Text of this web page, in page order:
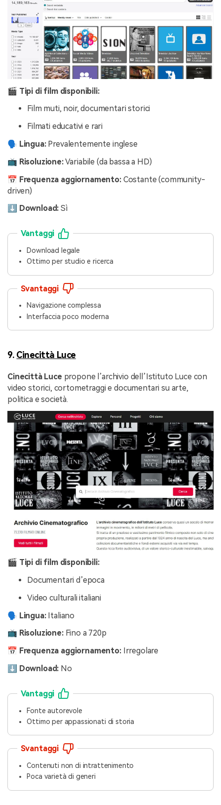
🎬 Tipi di film disponibili:
Film muti, noir, documentari storici
Filmati educativi e rari
🗣️ Lingua:Prevalentemente inglese
📺 Risoluzione:Variabile (da bassa a HD)
📅 Frequenza aggiornamento:Costante (community-
driven)
⬇️ Download: Sì
Vantaggi
Download legale
Ottimo per studio e ricerca
Svantaggi
Navigazione complessa
Interfaccia poco moderna
9. Cinecittà Luce
Cinecittà Luce propone l’archivio dell’Istituto Luce con
video storici, cortometraggi e documentari su arte,
politica e società.
🎬 Tipi di film disponibili:
Documentari d’epoca
Video culturali italiani
🗣️ Lingua:Italiano
📺 Risoluzione:Fino a 720p
📅 Frequenza aggiornamento:Irregolare
⬇️ Download: No
Vantaggi
Fonte autorevole
Ottimo per appassionati di storia
Svantaggi
Contenuti non di intrattenimento
Poca varietà di generi